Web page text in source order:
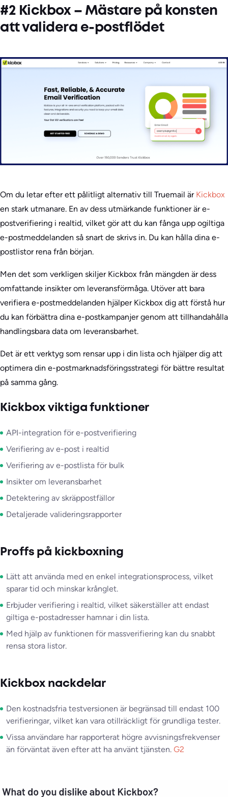
#2 Kickbox – Mästare på konsten
att validera e-postflödet
Om du letar efter ett pålitligt alternativ till Truemail är Kickbox
en stark utmanare. En av dess utmärkande funktioner är e-
postverifiering i realtid, vilket gör att du kan fånga upp ogiltiga
e-postmeddelanden så snart de skrivs in. Du kan hålla dina e-
postlistor rena från början.
Men det som verkligen skiljer Kickbox från mängden är dess
omfattande insikter om leveransförmåga. Utöver att bara
verifiera e-postmeddelanden hjälper Kickbox dig att förstå hur
du kan förbättra dina e-postkampanjer genom att tillhandahålla
handlingsbara data om leveransbarhet.
Det är ett verktyg som rensar upp i din lista och hjälper dig att
optimera din e-postmarknadsföringsstrategi för bättre resultat
på samma gång.
Kickbox viktiga funktioner
API-integration för e-postverifiering
Verifiering av e-post i realtid
Verifiering av e-postlista för bulk
Insikter om leveransbarhet
Detektering av skräppostfällor
Detaljerade valideringsrapporter
Proffs på kickboxning
Lätt att använda med en enkel integrationsprocess, vilket
sparar tid och minskar krånglet.
Erbjuder verifiering i realtid, vilket säkerställer att endast
giltiga e-postadresser hamnar i din lista.
Med hjälp av funktionen för massverifiering kan du snabbt
rensa stora listor.
Kickbox nackdelar
Den kostnadsfria testversionen är begränsad till endast 100
verifieringar, vilket kan vara otillräckligt för grundliga tester.
Vissa användare har rapporterat högre avvisningsfrekvenser
än förväntat även efter att ha använt tjänsten. G2